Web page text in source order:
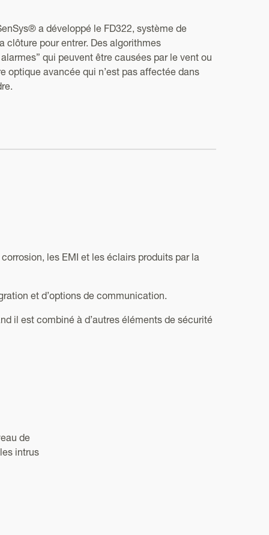
a développé le FD322, système de
clôture pour entrer. Des algorithmes
qui peuvent être causées par le vent ou
optique avancée qui n’est pas affectée dans
les EMI et les éclairs produits par la
et d’options de communication.
il est combiné à d’autres éléments de sécurité
de
intrus